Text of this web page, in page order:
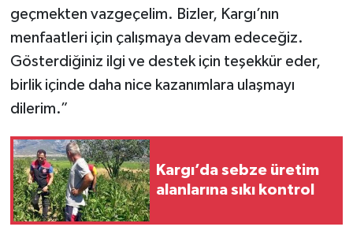
geçmekten vazgeçelim. Bizler, Kargı’nın
menfaatleri için çalışmaya devam edeceğiz.
Gösterdiğiniz ilgi ve destek için teşekkür eder,
birlik içinde daha nice kazanımlara ulaşmayı
dilerim.”
Kargı’da sebze üretim
alanlarına sıkı kontrol